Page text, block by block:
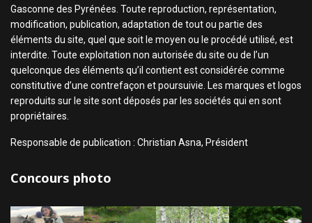
Gasconne des Pyrénées. Toute reproduction, représentation,
modification, publication, adaptation de tout ou partie des
éléments du site, quel que soit le moyen ou le procédé utilisé, est
interdite. Toute exploitation non autorisée du site ou de l’un
quelconque des éléments qu’il contient est considérée comme
constitutive d’une contrefaçon et poursuivie. Les marques et logos
reproduits sur le site sont déposés par les sociétés qui en sont
propriétaires.
Responsable de publication : Christian Asna, Président
Concours photo